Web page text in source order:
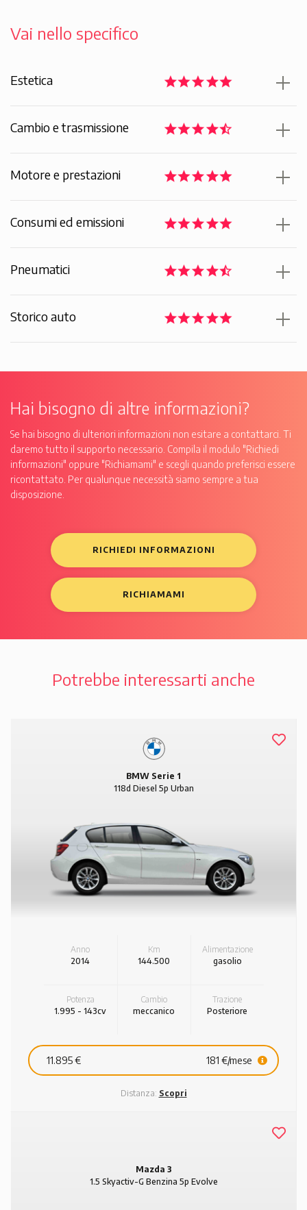
Vai nello specifico
Estetica
Cambio e trasmissione
Motore e prestazioni
Consumi ed emissioni
Pneumatici
Storico auto
Hai bisogno di altre informazioni?
Se hai bisogno di ulteriori informazioni non esitare a contattarci. Ti
daremo tutto il supporto necessario. Compila il modulo "Richiedi
informazioni" oppure "Richiamami" e scegli quando preferisci essere
ricontattato. Per qualunque necessità siamo sempre a tua
disposizione.
RICHIEDI INFORMAZIONI
RICHIAMAMI
Potrebbe interessarti anche
BMW Serie 1
118d Diesel 5p Urban
Anno
2014
Km
144.500
Alimentazione
gasolio
Potenza
1.995 - 143cv
Cambio
meccanico
Trazione
Posteriore
11.895 € 181 €/mese
Distanza: Scopri
Mazda 3
1.5 Skyactiv-G Benzina 5p Evolve